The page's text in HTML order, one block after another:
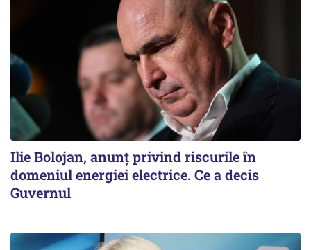
Ilie Bolojan, anunț privind riscurile în
domeniul energiei electrice. Ce a decis
Guvernul